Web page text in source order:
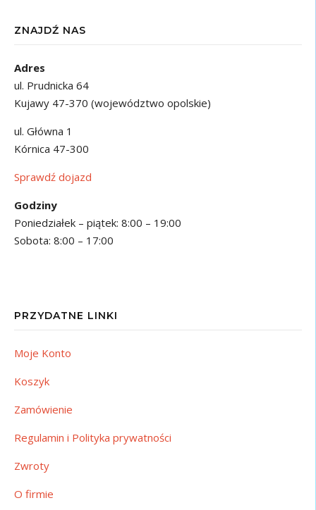
ZNAJDŹ NAS
Adres
ul. Prudnicka 64
Kujawy 47-370 (województwo opolskie)
ul. Główna 1
Kórnica 47-300
Sprawdź dojazd
Godziny
Poniedziałek – piątek: 8:00 – 19:00
Sobota: 8:00 – 17:00
PRZYDATNE LINKI
Moje Konto
Koszyk
Zamówienie
Regulamin i Polityka prywatności
Zwroty
O firmie